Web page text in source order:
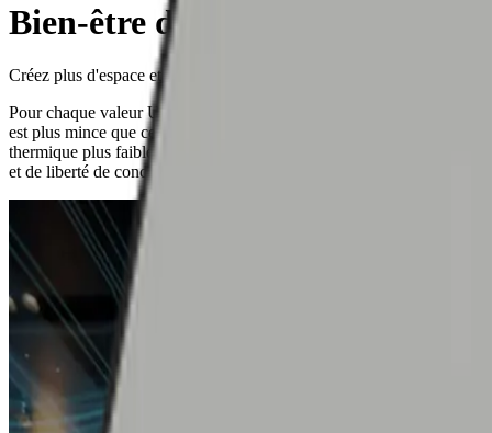
Bien-être des utilisateurs
Créez plus d'espace et plus de lumière naturelle
Pour chaque valeur U, la paroi avec AlphaCore ou Kooltherm K21
est plus mince que celle en laine minérale grâce à une conductivité
thermique plus faible. Cela offre plus d’espace, de lumière naturelle
et de liberté de conception.